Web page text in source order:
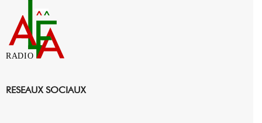
RADIO
RESEAUX SOCIAUX